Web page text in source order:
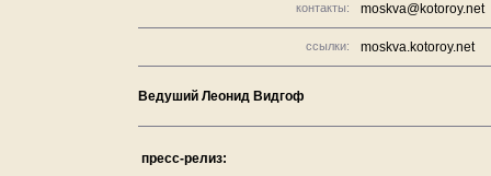
контакты: moskva@kotoroy.net
ссылки: moskva.kotoroy.net
Ведуший Леонид Видгоф
пресс-релиз: